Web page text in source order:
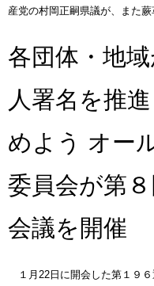
産党の村岡正嗣県議が、また
各団体・地
人署名を推
めよう オー
委員会が第
会議を開催
１月22日に開会した第１９